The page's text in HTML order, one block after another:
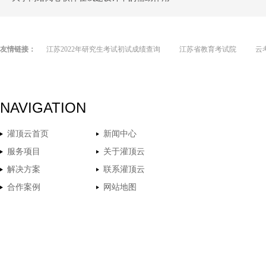
友情链接： 江苏2022年研究生考试初试成绩查询 江苏省教育考试院 云
NAVIGATION
灌顶云首页
新闻中心
服务项目
关于灌顶云
解决方案
联系灌顶云
合作案例
网站地图